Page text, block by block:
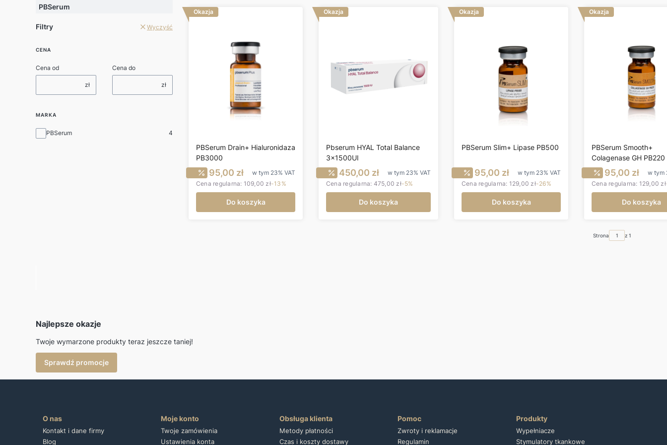
PBSerum
Filtry Wyczyść
CENA
Cena od
zł
Cena do
zł
MARKA
MarkaPBSerum 4
Okazja
PBSerum Drain+ Hialuronidaza
PB3000
Cena promocyjna brutto
95,00 zł w tym 23% VAT
Cena regularna: 109,00 zł-13%
Do koszyka
Okazja
Pbserum HYAL Total Balance
3x1500UI
Cena promocyjna brutto
450,00 zł w tym 23% VAT
Cena regularna: 475,00 zł-5%
Do koszyka
Okazja
PBSerum Slim+ Lipase PB500
Cena promocyjna brutto
95,00 zł w tym 23% VAT
Cena regularna: 129,00 zł-26%
Do koszyka
Okazja
PBSerum Smooth+
Colagenase GH PB220
Cena
95,00 zł w tym
Cena regularna: 129,00 zł
Do koszyka
Strona z 1
Najlepsze okazje
Twoje wymarzone produkty teraz jeszcze taniej!
Sprawdź promocje
O nas
Kontakt i dane firmy
Blog
Moje konto
Twoje zamówienia
Ustawienia konta
Obsługa klienta
Metody płatności
Czas i koszty dostawy
Pomoc
Zwroty i reklamacje
Regulamin
Produkty
Wypełniacze
Stymulatory tkankowe